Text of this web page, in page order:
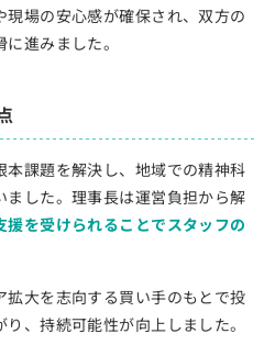
場の安心感が確保され、双方の
進みました。
課題を解決し、地域での精神科
した。理事長は運営負担から解
援を受けられることでスタッフの
大を志向する買い手のもとで投
、持続可能性が向上しました。